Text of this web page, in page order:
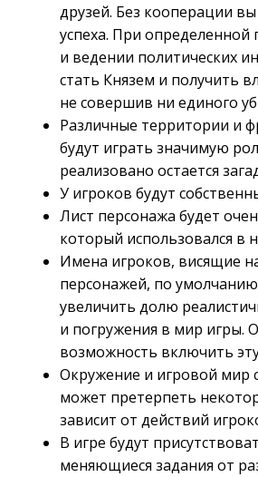
друзей. Без кооперации
успеха. При определенной
и ведении политических
стать Князем и получить
не совершив ни единого
Различные территории и
будут играть значимую
реализовано остается
У игроков будут
Лист персонажа будет
который использовался в
Имена игроков, висящие
персонажей, по
увеличить долю
и погружения в мир игры.
возможность включить
Окружение и игровой мир
может претерпеть
зависит от действий
В игре будут
меняющиеся задания от